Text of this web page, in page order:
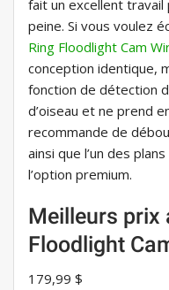
fait un excellent travail
peine. Si vous voulez
Ring Floodlight Cam
conception identique,
fonction de détection
d’oiseau et ne prend
recommande de
ainsi que l’un des
l’option premium.
Meilleurs prix
Floodlight
179,99 $